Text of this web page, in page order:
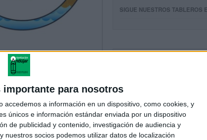
importante para nosotros
accedemos a información en un dispositivo, como cookies, y
únicos e información estándar enviada por un dispositivo
de publicidad y contenido, investigación de audiencia y
nuestros socios podemos utilizar datos de localización
SIGUE NUESTROS TABLEROS